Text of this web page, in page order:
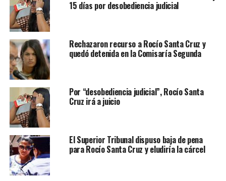
15 días por desobediencia judicial
Rechazaron recurso a Rocío Santa Cruz y
quedó detenida en la Comisaría Segunda
Por “desobediencia judicial”, Rocío Santa
Cruz irá a juicio
El Superior Tribunal dispuso baja de pena
para Rocío Santa Cruz y eludiría la cárcel